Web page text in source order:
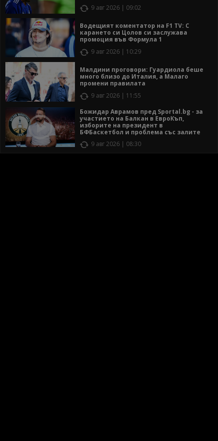
9 авг 2026 | 09:02
Водещият коментатор на F1 TV: С
карането си Цолов си заслужава
промоция във Формула 1
9 авг 2026 | 10:29
Малдини проговори: Гуардиола беше
много близо до Италия, а Малаго
промени правилата
9 авг 2026 | 11:55
Божидар Аврамов пред Sportal.bg - за
участието на Балкан в ЕвроКъп,
изборите на президент в
БФБаскетбол и проблема със залите
9 авг 2026 | 08:30